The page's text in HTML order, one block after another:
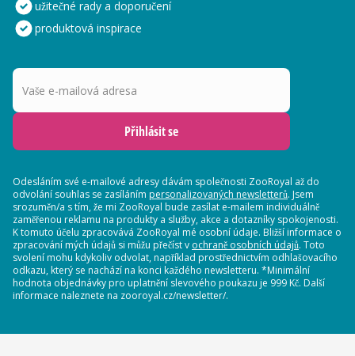
užitečné rady a doporučení
produktová inspirace
Vaše e-mailová adresa
Přihlásit se
Odesláním své e-mailové adresy dávám společnosti ZooRoyal až do
odvolání souhlas se zasíláním personalizovaných newsletterů. Jsem
srozuměn/a s tím, že mi ZooRoyal bude zasílat e-mailem individuálně
zaměřenou reklamu na produkty a služby, akce a dotazníky spokojenosti.
K tomuto účelu zpracovává ZooRoyal mé osobní údaje. Bližší informace o
zpracování mých údajů si můžu přečíst v ochraně osobních údajů. Toto
svolení mohu kdykoliv odvolat, například prostřednictvím odhlašovacího
odkazu, který se nachází na konci každého newsletteru. *Minimální
hodnota objednávky pro uplatnění slevového poukazu je 999 Kč. Další
informace naleznete na zooroyal.cz/newsletter/.